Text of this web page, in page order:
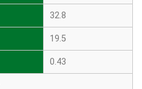
32.8
19.5
0.43